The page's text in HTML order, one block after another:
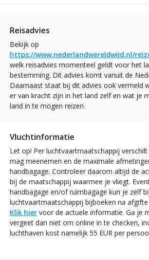
Reisadvies
Bekijk op
https://www.nederlandwereldwijd.nl/
welk reisadvies momenteel geldt voor het
bestemming. Dit advies komt vanuit de
Daarnaast staat bij dit advies ook vermeld
er van kracht zijn in het land zelf en wat je
land in te mogen reizen.
Vluchtinformatie
Let op! Per luchtvaartmaatschappij
mag meenemen en de maximale
handbagage. Controleer daarom altijd de
bij de maatschappij waarmee je vliegt.
handbagage en/of ruimbagage kun je zelf
luchtvaartmaatschappij bijboeken na
Klik hier voor de actuele informatie. Ga je
vergeet dan niet om online in te checken,
luchthaven kost namelijk 55 EUR per